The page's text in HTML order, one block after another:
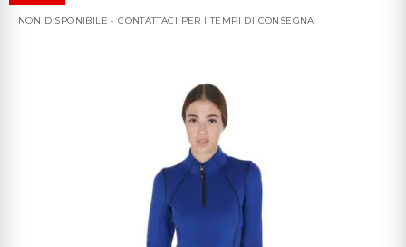
NON DISPONIBILE - CONTATTACI PER I TEMPI DI CONSEGNA